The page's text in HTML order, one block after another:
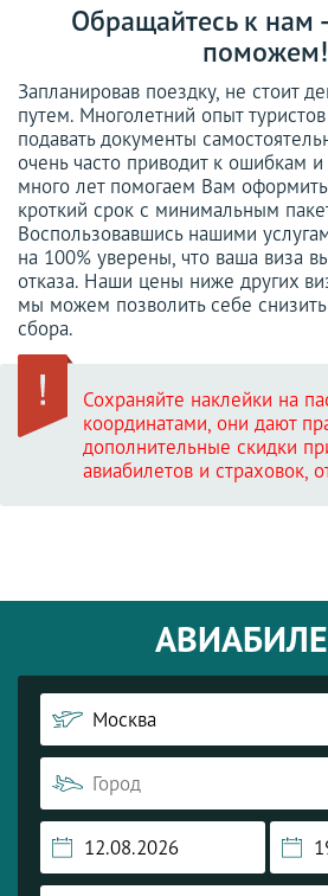
Обращайтесь к нам
поможем!
Запланировав поездку, не стоит
путем. Многолетний опыт
подавать документы
очень часто приводит к ошибкам
много лет помогаем Вам
кроткий срок с минимальным
Воспользовавшись нашими
на 100% уверены, что ваша виза
отказа. Наши цены ниже других
мы можем позволить себе
сбора.
Сохраняйте наклейки на
координатами, они дают
дополнительные скидки
авиабилетов и страховок,